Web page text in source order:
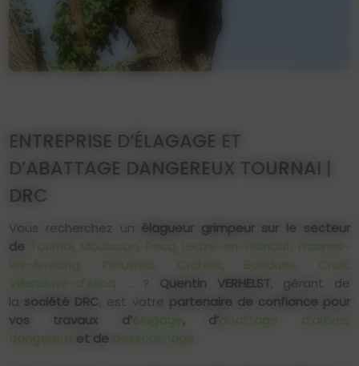
ENTREPRISE D’ÉLAGAGE ET
D’ABATTAGE DANGEREUX TOURNAI |
DRC
Vous recherchez un élagueur grimpeur sur le secteur
de
… ? Quentin VERHELST, gérant de
la société DRC, est votre partenaire de confiance pour
vos travaux d’élagage , d’abattage d’arbres
et de